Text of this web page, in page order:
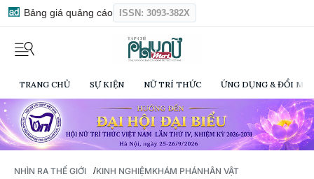
Bảng giá quảng cáo ISSN: 3093-382X
TRANG CHỦ SỰ KIỆN NỮ TRÍ THỨC ỨNG DỤNG & ĐỔI
NHÌN RA THẾ GIỚI /KINH NGHIỆMKHÁM PHÁNHÂN VẬT